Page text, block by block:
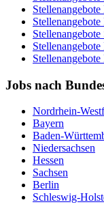
Stellenangebote
Stellenangebote
Stellenangebote
Stellenangebote
Stellenangebote
Jobs nach
Nordrhein-
Bayern
Baden-
Niedersachsen
Hessen
Sachsen
Berlin
Schleswig-